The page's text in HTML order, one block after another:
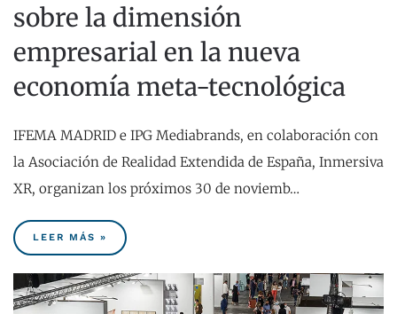
sobre la dimensión
empresarial en la nueva
economía meta-tecnológica
IFEMA MADRID e IPG Mediabrands, en colaboración con
la Asociación de Realidad Extendida de España, Inmersiva
XR, organizan los próximos 30 de noviemb…
LEER MÁS »